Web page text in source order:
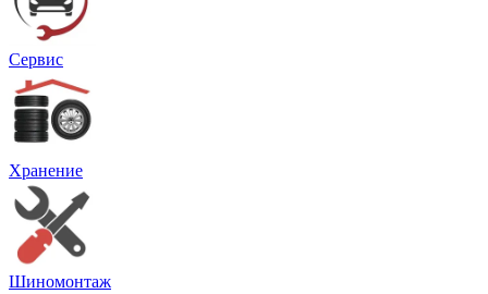
Сервис
Хранение
Шиномонтаж